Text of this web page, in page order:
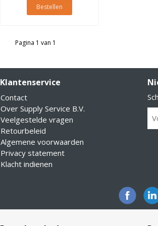
Bestellen
Pagina 1 van 1
Klantenservice
Contact
Over Supply Service B.V.
Veelgestelde vragen
Retourbeleid
Algemene voorwaarden
Privacy statement
Klacht indienen